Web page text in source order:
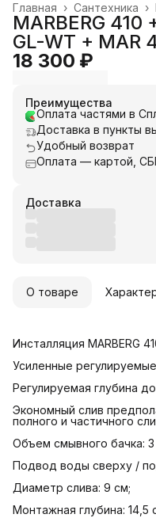
Сантехника ›
Главная ›
MARBERG 410
GL-WT + MAR
18 300 ₽
Преимущества
Оплата частями в
Доставка в пункты
Удобный возврат
Оплата — картой,
Доставка
О товаре
Инсталляция MARBERG
Усиленные
Регулируемая глубина
Экономный слив
полного и частичного
Объем смывного бачка: 3
Подвод воды сверху /
Диаметр слива: 9 см;
Монтажная глубина: 14,5